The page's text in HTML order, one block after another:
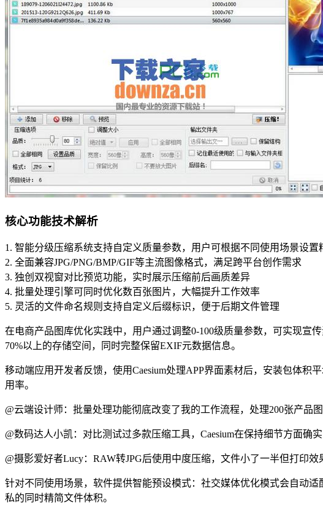
核心功能技术解析
1. 智能分级压缩系统支持自定义质量参数，用户可根据不同使用场景设置
2. 全面兼容JPG/PNG/BMP/GIF等主流图像格式，满足跨平台创作需求
3. 独创双视窗对比预览功能，实时展示压缩前后画质差异
4. 批量处理引擎可同时优化数百张图片，大幅提升工作效率
5. 灵活的文件命名规则支持自定义后缀标识，便于后期文件管理
在电商产品图库优化实践中，用户通过调整0-100级质量参数，可实现宣
70%以上的存储空间，同时完整保留EXIF元数据信息。
移动端应用开发者反馈，使用Caesium处理APP界面素材后，安装包体
用率。
@云端设计师：批量处理功能彻底改变了我的工作流程，处理200张产品
@数码达人小凯：对比测试过多款压缩工具，Caesium在保持细节方面确
@摄影爱好者Lucy：RAW转JPG后使用中度压缩，文件小了一半但打印
针对不同使用场景，软件提供智能预设模式：社交媒体优化模式会自动
私的同时精简文件体积。